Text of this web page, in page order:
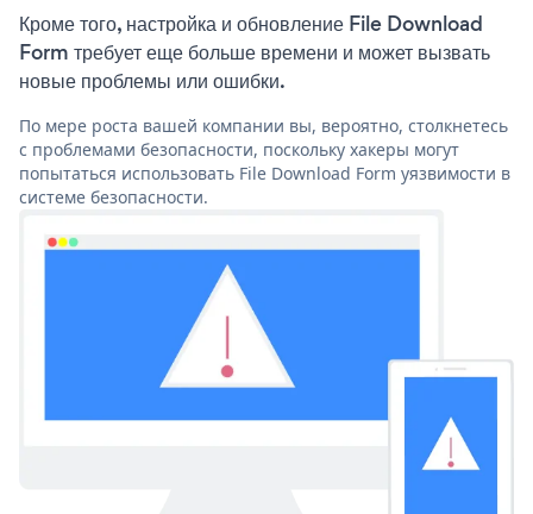
Кроме того, настройка и обновление File Download
Form требует еще больше времени и может вызвать
новые проблемы или ошибки.
По мере роста вашей компании вы, вероятно, столкнетесь
с проблемами безопасности, поскольку хакеры могут
попытаться использовать File Download Form уязвимости в
системе безопасности.